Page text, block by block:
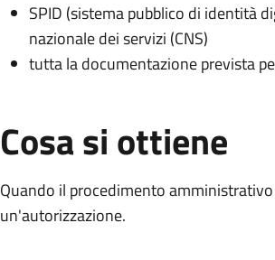
SPID (sistema pubblico di identità
nazionale dei servizi (CNS)
tutta la documentazione prevista
Cosa si ottiene
Quando il procedimento
un'autorizzazione.